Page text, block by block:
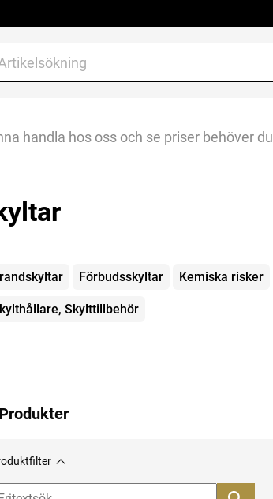
handla hos oss och se priser behöver du
Förbudsskyltar Kemiska risker
Skylttillbehör